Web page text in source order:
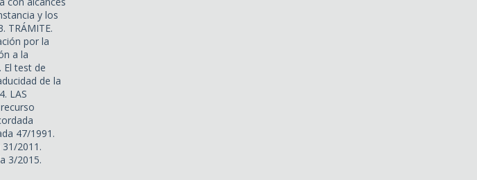
y los
TRÁMITE.
por la
a la
test de
de la
LAS
47/1991.
2011.
3/2015.